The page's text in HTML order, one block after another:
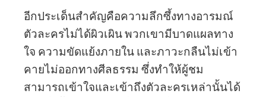
อีกประเด็นสำคัญคือความลึกซึ้งทางอารมณ์
ตัวละครไม่ได้ผิวเผิน พวกเขามีบาดแผลทาง
ใจ ความขัดแย้งภายใน และภาวะกลืนไม่เข้า
คายไม่ออกทางศีลธรรม ซึ่งทำให้ผู้ชม
สามารถเข้าใจและเข้าถึงตัวละครเหล่านั้นได้